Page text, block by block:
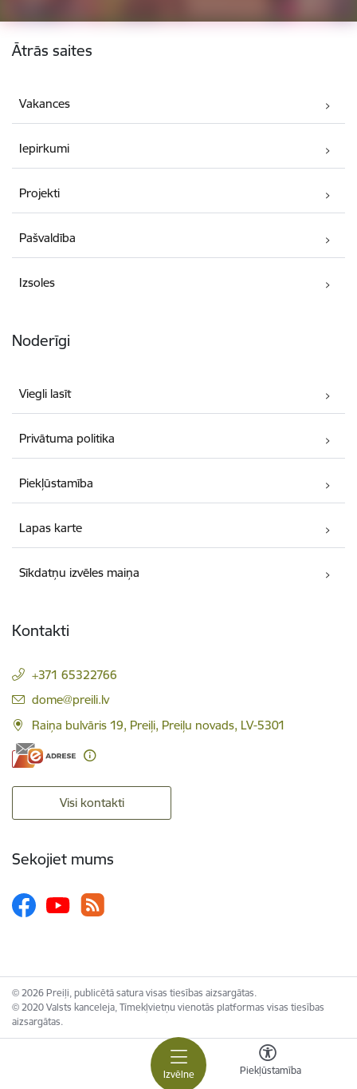
Izvēlne Piekļūstamība
Kājene
Ātrās saites
Vakances
Iepirkumi
Projekti
Pašvaldība
Izsoles
Noderīgi
Viegli lasīt
Privātuma politika
Piekļūstamība
Lapas karte
Sīkdatņu izvēles maiņa
Kontakti
+371 65322766
E-pasts:
dome@preili.lv
Raiņa bulvāris 19, Preiļi, Preiļu novads, LV-5301
Visi kontakti
Sekojiet mums
© 2026 Preiļi, publicētā satura visas tiesības aizsargātas.
© 2020 Valsts kanceleja, Tīmekļvietņu vienotās platformas visas tiesības
aizsargātas.